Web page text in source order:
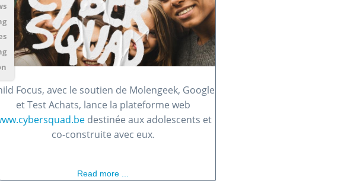
Focus, avec le soutien de Molengeek, Google
et Test Achats, lance la plateforme web
destinée aux adolescents et
co-construite avec eux.
Read more ...